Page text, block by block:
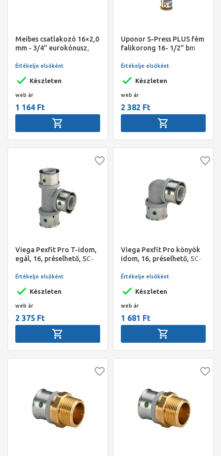
Meibes csatlakozó 16×2,0
mm - 3/4" eurokónusz,
40 db/doboz! )
Készleten
Értékelje elsőként
web ár
1 164 Ft
Uponor S-Press PLUS fém
falikorong 16- 1/2" bm
Készleten
Értékelje elsőként
web ár
2 382 Ft
Viega Pexfit Pro T-idom,
egál, 16, préselhető, SC-
Készleten
Értékelje elsőként
web ár
2 375 Ft
Viega Pexfit Pro könyök
idom, 16, préselhető, SC-
Készleten
Értékelje elsőként
web ár
1 681 Ft